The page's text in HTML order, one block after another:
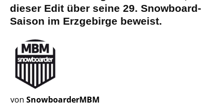
dieser Edit über seine 29. Snowboard-
Saison im Erzgebirge beweist.
von SnowboarderMBM